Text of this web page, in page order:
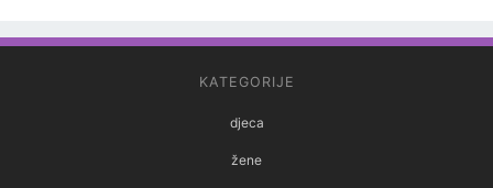
KATEGORIJE
djeca
žene